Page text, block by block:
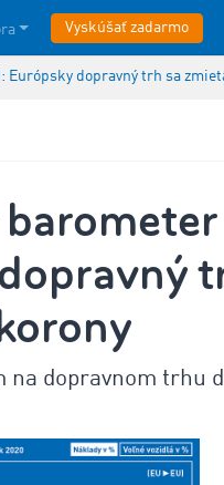
Vyskúšať zadarmo
Európsky dopravný trh sa
na dopravnom trhu